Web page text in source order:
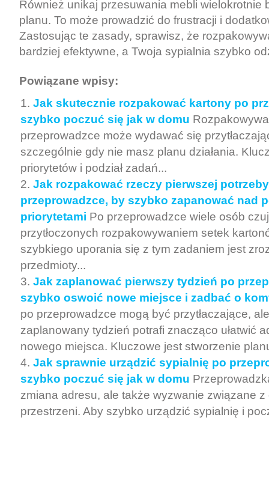
Również unikaj przesuwania mebli wielokrotnie
planu. To może prowadzić do frustracji i
Zastosując te zasady, sprawisz, że
bardziej efektywne, a Twoja sypialnia szybko
Powiązane wpisy:
Jak skutecznie rozpakować kartony po
szybko poczuć się jak w domu
przeprowadzce może wydawać się
szczególnie gdy nie masz planu działania.
priorytetów i podział zadań...
Jak rozpakować rzeczy pierwszej
przeprowadzce, by szybko zapanować nad
priorytetami Po przeprowadzce wiele osób
przytłoczonych rozpakowywaniem setek
szybkiego uporania się z tym zadaniem jest
przedmioty...
Jak zaplanować pierwszy tydzień po
szybko oswoić nowe miejsce i zadbać o
po przeprowadzce mogą być przytłaczające,
zaplanowany tydzień potrafi znacząco ułatwić
nowego miejsca. Kluczowe jest stworzenie
Jak sprawnie urządzić sypialnię po
szybko poczuć się jak w domu
zmiana adresu, ale także wyzwanie związane
przestrzeni. Aby szybko urządzić sypialnię i